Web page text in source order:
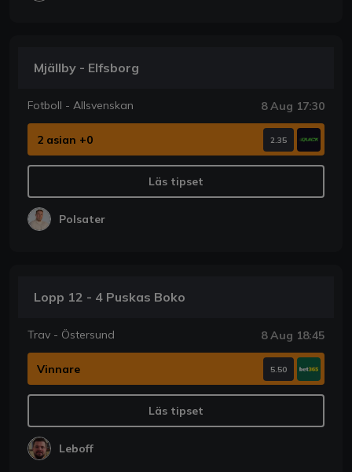
Mjällby - Elfsborg
Fotboll - Allsvenskan 8 Aug 17:30
2 asian +0 2.35
Läs tipset
Polsater
Lopp 12 - 4 Puskas Boko
Trav - Östersund 8 Aug 18:45
Vinnare 5.50
Läs tipset
Leboff